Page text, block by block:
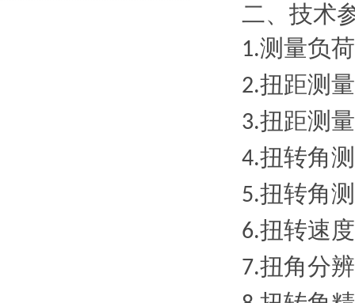
二、技术
1.测量负
2.扭距测
3.扭距测
4.扭转角
5.扭转角
6.扭转速
7.扭角分